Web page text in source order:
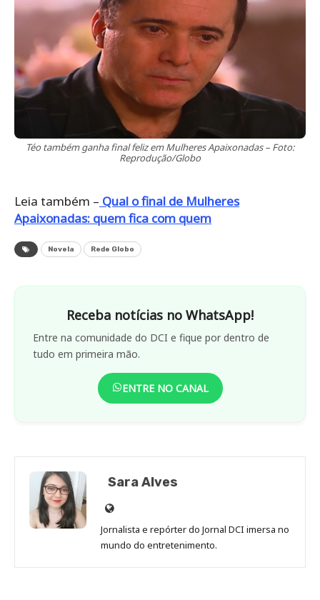
Téo também ganha final feliz em Mulheres Apaixonadas – Foto:
Reprodução/Globo
Leia também – Qual o final de Mulheres
Apaixonadas: quem fica com quem
Novela Rede Globo
Receba notícias no WhatsApp!
Entre na comunidade do DCI e fique por dentro de
tudo em primeira mão.
ENTRE NO CANAL
Sara Alves
Site
de
Sara
Jornalista e repórter do Jornal DCI imersa no
mundo do entretenimento.